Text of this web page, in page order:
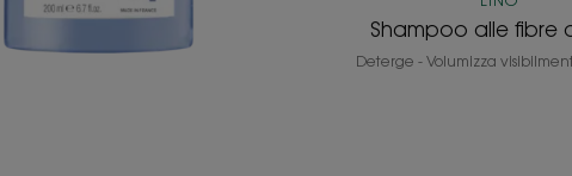
Shampoo alle fibre
Deterge - Volumizza